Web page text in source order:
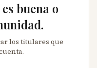
buena o
los titulares que